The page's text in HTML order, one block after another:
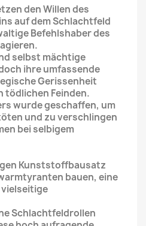
den Willen des
auf dem Schlachtfeld
Befehlshaber des
selbst mächtige
ihre umfassende
Gerissenheit
tödlichen Feinden.
wurde geschaffen, um
und zu verschlingen
bei selbigem
Kunststoffbausatz
bauen, eine
Schlachtfeldrollen